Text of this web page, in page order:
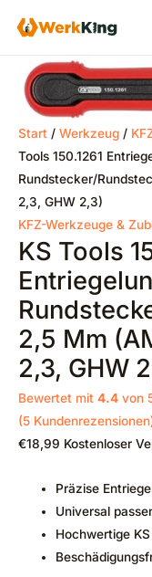
Inhalt
springen
Start / Werkzeug /
Tools 150.1261
Rundstecker/
2,3, GHW 2,3)
KFZ-Werkzeuge &
KS Tools
2,5 Mm
2,3, GHW
Bewertet mit 4.4 von
(5
€18,99 Kostenloser
Präzise
Universal
Hochwertige